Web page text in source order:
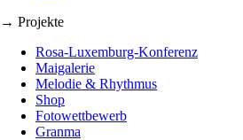
→ Projekte
Rosa-Luxemburg-Konferenz
Maigalerie
Melodie & Rhythmus
Shop
Fotowettbewerb
Granma